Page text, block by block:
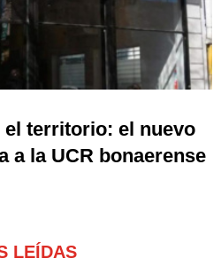
territorio: el nuevo
a la UCR bonaerense
LEÍDAS